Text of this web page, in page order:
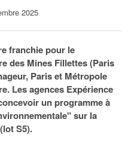
2025
franchie pour le
des Mines Fillettes (Paris
Paris et Métropole
Les agences Expérience
un programme à
sur la
S5).